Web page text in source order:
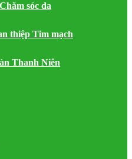
sóc da
thiệp Tim mạch
Thanh Niên